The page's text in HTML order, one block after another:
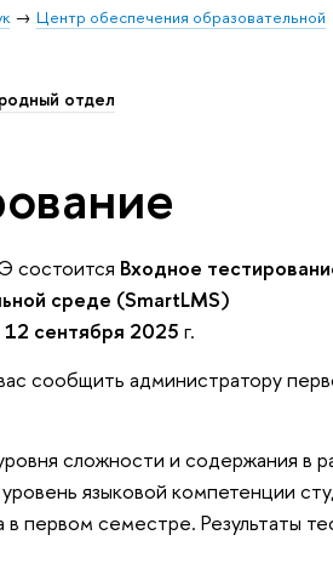
Центр обеспечения образовательной
отдел
состоится Входное
среде (SmartLMS)
сентября 2025 г.
сообщить администратору
сложности и содержания в
языковой компетенции
в первом семестре. Результаты